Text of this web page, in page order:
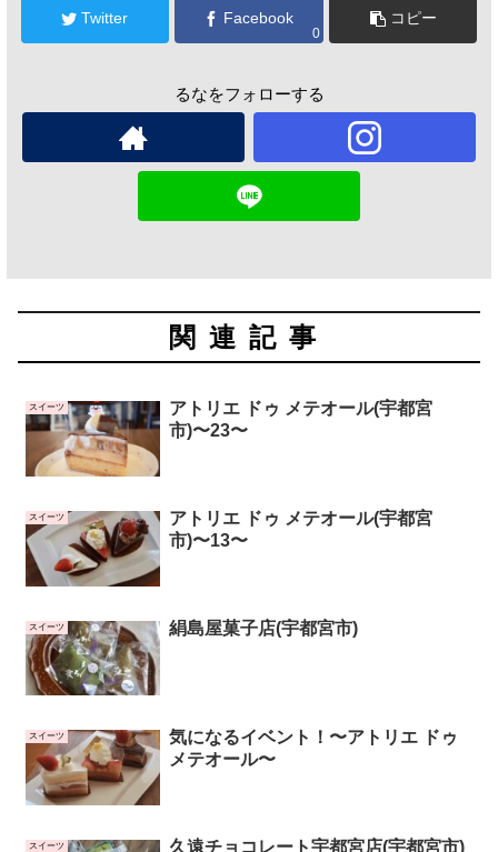
Twitter Facebook
0
コピー
るなをフォローする
関連記事
スイーツ
アトリエ ドゥ メテオール(宇都宮
市)〜23〜
スイーツ
アトリエ ドゥ メテオール(宇都宮
市)〜13〜
スイーツ 絹島屋菓子店(宇都宮市)
スイーツ
気になるイベント！〜アトリエ ドゥ
メテオール〜
スイーツ 久遠チョコレート宇都宮店(宇都宮市)